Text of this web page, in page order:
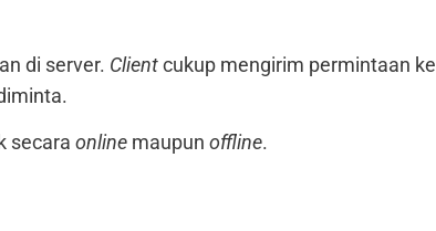
di server. Clientcukup mengirim permintaan ke
secara online maupun offline.